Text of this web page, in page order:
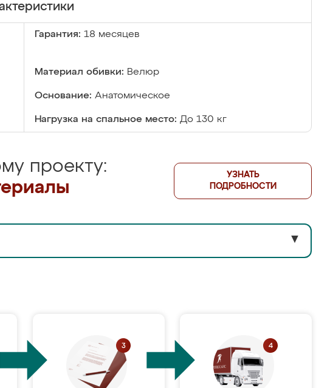
Гарантия: 18 месяцев
Материал обивки: Велюр
Основание: Анатомическое
Нагрузка на спальное место: До 130 кг
проекту:
УЗНАТЬ
ПОДРОБНОСТИ
▼